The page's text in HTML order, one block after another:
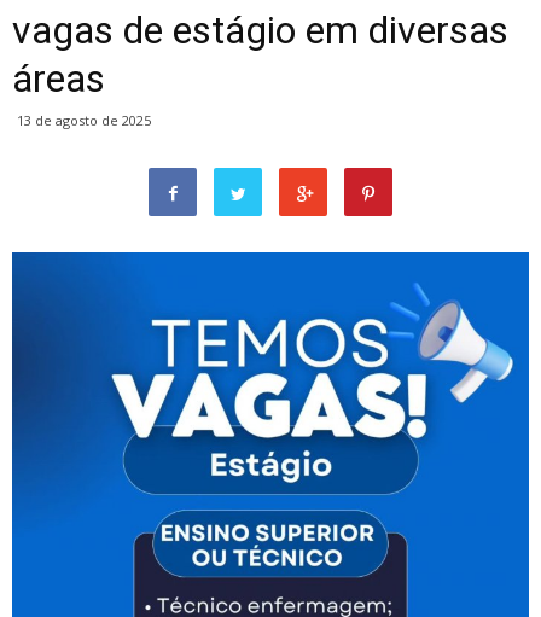
vagas de estágio em diversas
áreas
13 de agosto de 2025